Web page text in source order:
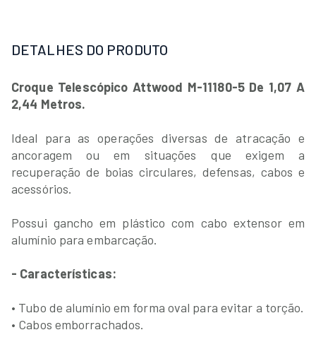
DETALHES DO PRODUTO
Croque Telescópico Attwood M-11180-5 De 1,07 A
2,44 Metros.
Ideal para as operações diversas de atracação e
ancoragem ou em situações que exigem a
recuperação de boias circulares, defensas, cabos e
acessórios.
Possui gancho em plástico com cabo extensor em
alumínio para embarcação.
- Características:
• Tubo de alumínio em forma oval para evitar a torção.
• Cabos emborrachados.